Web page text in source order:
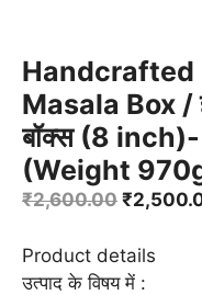
Handcrafted
Masala Box /
बॉक्स (8
(Weight
₹2,600.00 Original
was:
₹
Product details
उत्पाद के विषय में :